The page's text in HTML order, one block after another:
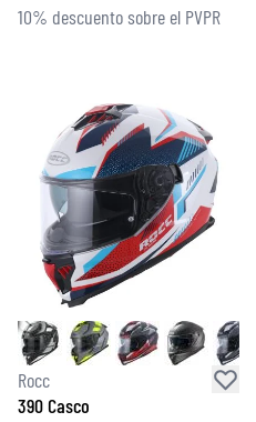
10% descuento sobre el PVPR
Rocc
390 Casco